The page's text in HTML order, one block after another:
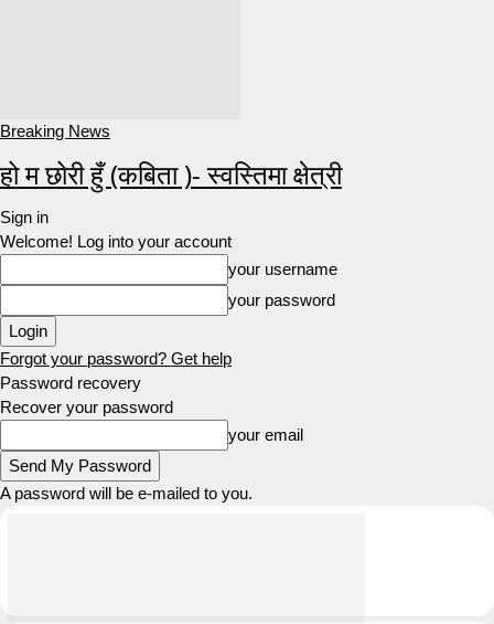
Breaking News
हो म छोरी हुँ (कबिता )- स्वस्तिमा क्षेत्री
Sign in
Welcome! Log into your account
your username
your password
Forgot your password? Get help
Password recovery
Recover your password
your email
A password will be e-mailed to you.